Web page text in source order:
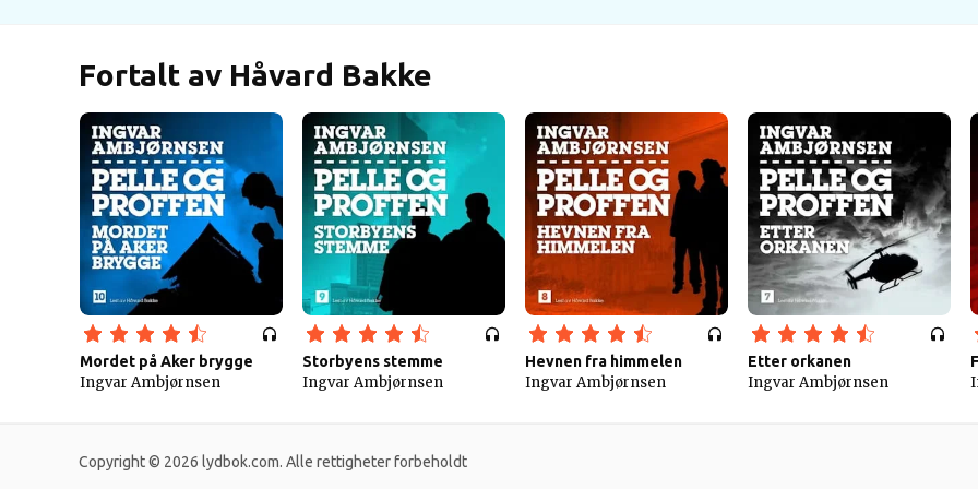
Fortalt av Håvard Bakke
Mordet på Aker brygge
Ingvar Ambjørnsen
Storbyens stemme
Ingvar Ambjørnsen
Hevnen fra himmelen
Ingvar Ambjørnsen
Etter orkanen
Ingvar Ambjørnsen
Copyright © 2026 lydbok.com. Alle rettigheter forbeholdt